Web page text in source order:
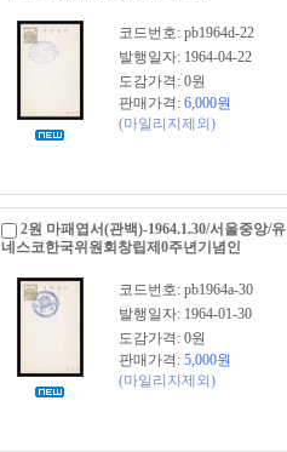
코드번호: pb1964d-22
발행일자: 1964-04-22
도감가격: 0원
판매가격: 6,000원
(마일리지제외)
2원 마패엽서(관백)-1964.1.30/서울중앙/유
네스코한국위원회창립제0주년기념인
코드번호: pb1964a-30
발행일자: 1964-01-30
도감가격: 0원
판매가격: 5,000원
(마일리지제외)